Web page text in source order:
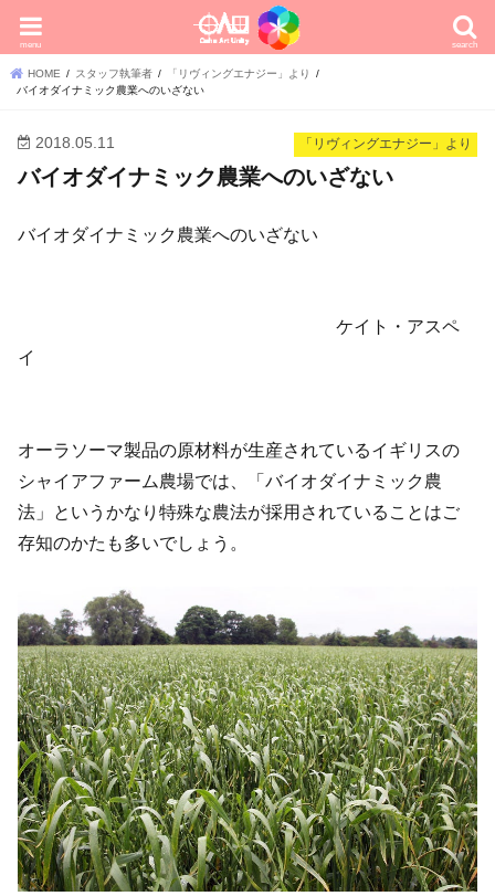
search
menu
HOME スタッフ執筆者
「リヴィングエナジー」より
バイオダイナミック農業へのいざない
「リヴィングエナジー」より
2018.05.11
バイオダイナミック農業へのいざない
バイオダイナミック農業へのいざない
ケイト・アスペ
イ
オーラソーマ製品の原材料が生産されているイギリスの
シャイアファーム農場では、「バイオダイナミック農
法」というかなり特殊な農法が採用されていることはご
存知のかたも多いでしょう。